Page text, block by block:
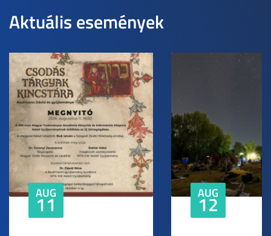
Aktuális események
AUG
11 AUG
12